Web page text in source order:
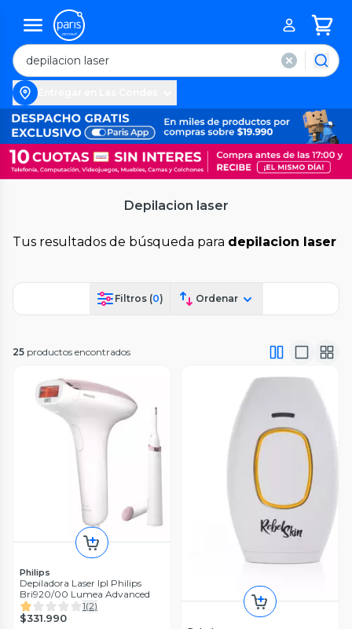
Depilacion laser
Tus resultados de búsqueda para depilacion laser
Filtros (0) Ordenar
25 productos encontrados
Philips
Depiladora Laser Ipl Philips
Bri920/00 Lumea Advanced
1(2)
$331.990